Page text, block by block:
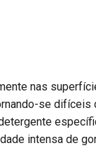
nas
se difíceis
intensa de